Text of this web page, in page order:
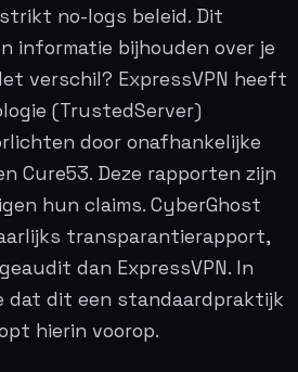
no-logs beleid. Dit
informatie bijhouden over je
verschil? ExpressVPN heeft
(TrustedServer)
door onafhankelijke
Cure53. Deze rapporten zijn
hun claims. CyberGhost
transparantierapport,
dan ExpressVPN. In
dat dit een standaardpraktijk
hierin voorop.